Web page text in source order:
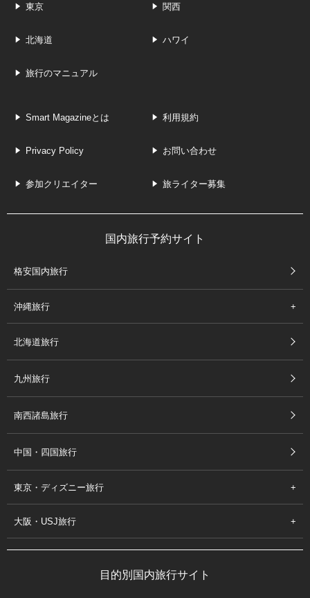
東京 関西
北海道 ハワイ
旅行のマニュアル
Smart Magazineとは 利用規約
Privacy Policy お問い合わせ
参加クリエイター 旅ライター募集
国内旅行予約サイト
格安国内旅行
沖縄旅行
北海道旅行
九州旅行
南西諸島旅行
中国・四国旅行
東京・ディズニー旅行
大阪・USJ旅行
目的別国内旅行サイト